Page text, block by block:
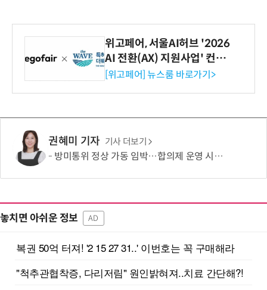
위고페어, 서울AI허브 '2026
AI 전환(AX) 지원사업' 컨소
시엄 선정
[위고페어] 뉴스룸 바로가기>
권혜미 기자 기사 더보기
방미통위 정상 가동 임박…합의제 운영 시험대
놓치면 아쉬운 정보 AD